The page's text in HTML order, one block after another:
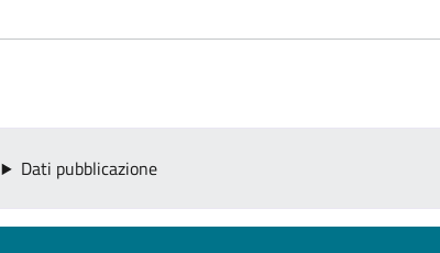
Dati pubblicazione